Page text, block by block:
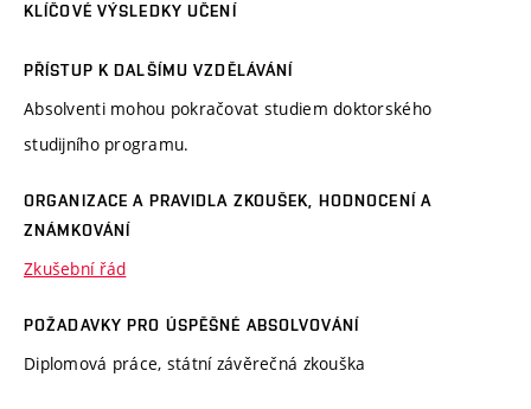
KLÍČOVÉ VÝSLEDKY UČENÍ
PŘÍSTUP K DALŠÍMU VZDĚLÁVÁNÍ
Absolventi mohou pokračovat studiem doktorského
studijního programu.
ORGANIZACE A PRAVIDLA ZKOUŠEK, HODNOCENÍ A
ZNÁMKOVÁNÍ
Zkušební řád
POŽADAVKY PRO ÚSPĚŠNÉ ABSOLVOVÁNÍ
Diplomová práce, státní závěrečná zkouška